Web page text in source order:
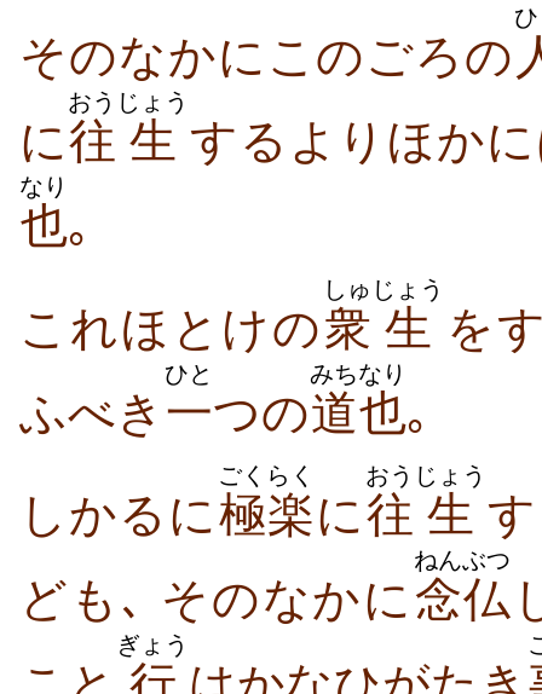
そのなかにこのごろの
に往
おう
生
じょう
するよりほか
也
なり
｡
これほとけの衆
しゅ
生
じょう
を
ふべき 一
ひと
つの道
みち
也
なり
｡
しかるに極楽
ごくらく
に往
おう
生
じょう
ども､ そのなかに念仏
ねんぶつ
ぎょう